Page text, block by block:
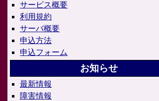
サービス概要
利用規約
サーバ概要
申込方法
申込フォーム
お知らせ
最新情報
障害情報